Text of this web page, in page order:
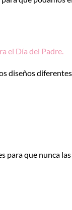
el Día del Padre.
diseños
que nunca